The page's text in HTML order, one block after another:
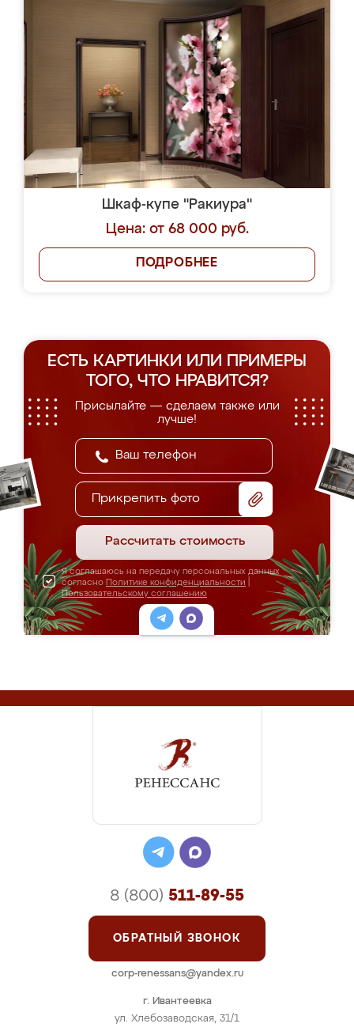
Шкаф-купе "Ракиура"
Цена: от 68 000 руб.
ПОДРОБНЕЕ
ЕСТЬ КАРТИНКИ ИЛИ ПРИМЕРЫ
ТОГО, ЧТО НРАВИТСЯ?
Присылайте — сделаем также или
лучше!
Прикрепить фото
Рассчитать стоимость
Я соглашаюсь на передачу персональных данных
согласно Политике конфиденциальности
Пользовательскому соглашению
г. Ивантеевка
ул. Хлебозаводская, 31/1
8 (800) 511-89-55
ОБРАТНЫЙ ЗВОНОК
corp-renessans@yandex.ru